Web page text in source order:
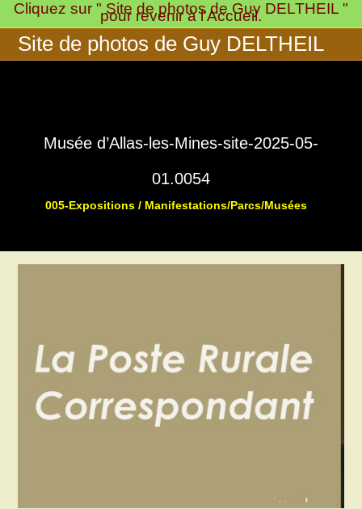
Skip
to
content
Cliquez sur " Site de photos de Guy DELTHEIL "
pour revenir à l'Accueil.
Site de photos de Guy DELTHEIL
Musée d’Allas-les-Mines-site-2025-05-
01.0054
005-Expositions / Manifestations/Parcs/Musées